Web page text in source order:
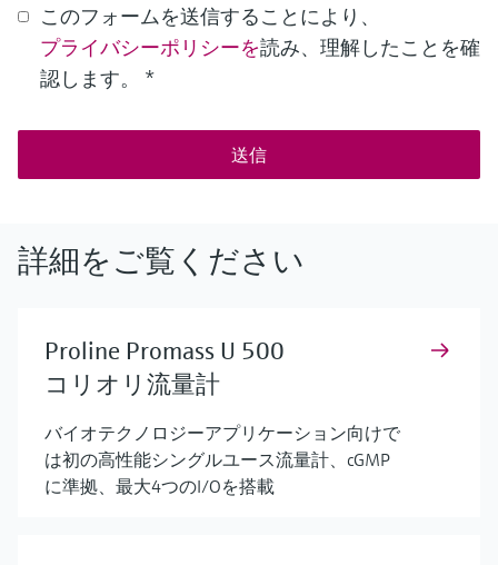
このフォームを送信することにより、
プライバシーポリシーを読み、理解したことを確
認します。 *
送信
詳細をご覧ください
Proline Promass U 500
コリオリ流量計
バイオテクノロジーアプリケーション向けで
は初の高性能シングルユース流量計、cGMP
に準拠、最大4つのI/Oを搭載